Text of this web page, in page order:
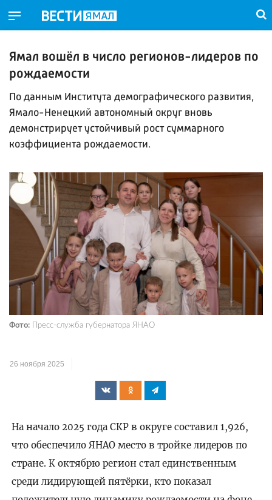
Ямал вошёл в число регионов-лидеров по
рождаемости
По данным Института демографического развития,
Ямало-Ненецкий автономный округ вновь
демонстрирует устойчивый рост суммарного
коэффициента рождаемости.
Фото: Пресс-служба губернатора ЯНАО
26 ноября 2025
На начало 2025 года СКР в округе составил 1,926,
что обеспечило ЯНАО место в тройке лидеров по
стране. К октябрю регион стал единственным
среди лидирующей пятёрки, кто показал